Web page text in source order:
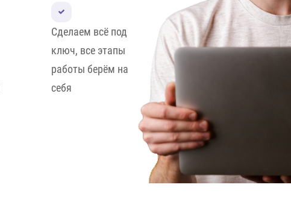
Сделаем всё под
ключ, все этапы
работы берём на
себя